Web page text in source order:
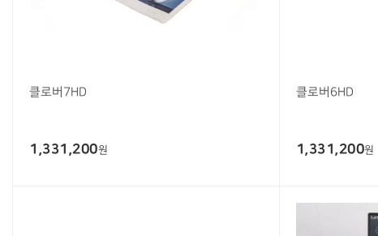
클로버7HD
1,331,200원
클로버6HD
1,331,200원